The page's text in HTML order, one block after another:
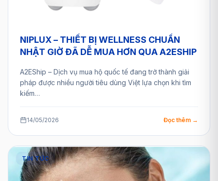
NIPLUX – THIẾT BỊ WELLNESS CHUẨN
NHẬT GIỜ ĐÃ DỄ MUA HƠN QUA A2ESHIP
A2EShip – Dịch vụ mua hộ quốc tế đang trở thành giải
pháp được nhiều người tiêu dùng Việt lựa chọn khi tìm
kiếm…
14/05/2026 Đọc thêm →
TIN TỨC